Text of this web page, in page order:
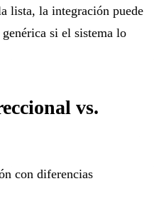
lista, la integración puede
si el sistema lo
vs.
con diferencias